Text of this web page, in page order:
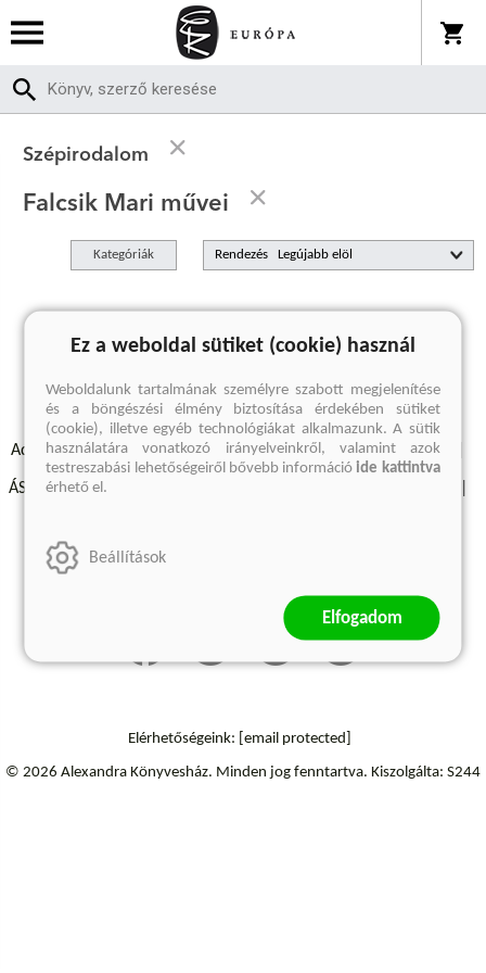
Szépirodalom
Falcsik Mari művei
Kategóriák Rendezés
A keresett kifejezésre nincs találat
Adatvédelmi szabályzatok Elállási felmondási nyilatkozat
ÁSZF - Vásárlási feltételek
Elérhetőségeink: [email protected]
© 2026 Alexandra Könyvesház. Minden jog fenntartva. Kiszolgálta: S244
Ez a weboldal sütiket (cookie) használ
Weboldalunk tartalmának személyre szabott megjelenítése
és a böngészési élmény biztosítása érdekében sütiket
(cookie), illetve egyéb technológiákat alkalmazunk. A sütik
használatára vonatkozó irányelveinkről, valamint azok
testreszabási lehetőségeiről bővebb információide kattintva
érhető el.
Beállítások
Elfogadom